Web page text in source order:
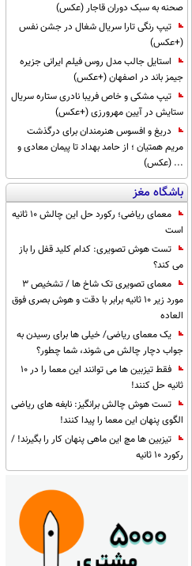
صحنه به سبک دوران قاجار (عکس)
تیپ رنگی تارا سریال شغال در جشن نفس
(+عکس)
استایل جالب مدل روس فیلم ایرانی جزیره
جیمز باند در اصفهان (+عکس)
تیپ مشکی و خاص فریبا نادری ستاره سریال
ستایش در آیین مهرورزی (+عکس)
دریغ و افسوس هنرمندان برای درگذشت
مریم همتیان ؛ از حامد بهداد تا پیمان معادی و
... (عکس)
باشگاه مغز
معمای ریاضی؛ رکورد حل این چالش 10 ثانیه
است
تست هوش تصویری: کدام کلید قفل را باز
می کند؟
معمای تصویری تک شاخ ها / تشخیص 3
مورد زیر 10 ثانیه برابر با دقت و هوش بصری فوق
العاده
یک معمای ریاضی/ خیلی ها برای رسیدن به
جواب دچار چالش می شوند، شما چطور؟
فقط تیزبین ها می توانند این معما را در 10
ثانیه حل کنند!
تست هوش چالش برانگیز: نابغه های ریاضی
الگوی پنهان این معما را پیدا کنند!
تیزبین ها مچ این ماهی پنهان کار را بگیرند! /
رکورد 10 ثانیه